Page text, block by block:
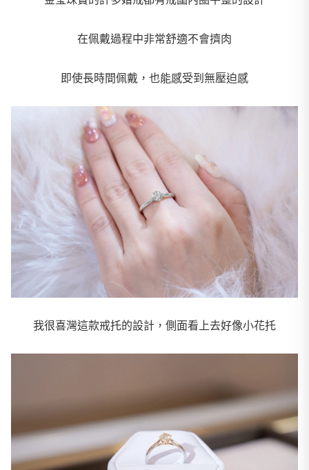
在佩戴過程中非常舒適不會擠肉
即使長時間佩戴，也能感受到無壓迫感
我很喜灣這款戒托的設計，側面看上去好像小花托